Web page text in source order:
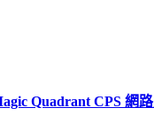
Quadrant CPS 網